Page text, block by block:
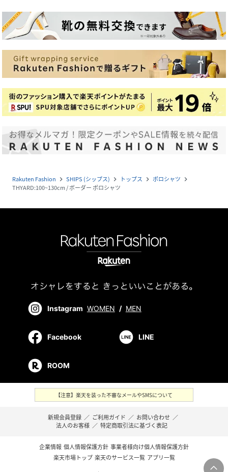
Rakuten Fashion navigate_next SHIPS (シップス) navigate_next トップス navigate_next ポロシャツ navigate_next
THYARD:100~130cm / ボーダー ポロシャツ
Instagram WOMEN / MEN
Facebook LINE
ROOM
【注意】楽天を装った不審なメールやSMSについて
新規会員登録 ／ ご利用ガイド ／ お問い合わせ ／
法人のお客様 ／ 特定商取引法に基づく表記
企業情報 個人情報保護方針 事業者様向け個人情報保護方針
楽天市場トップ 楽天のサービス一覧 アプリ一覧